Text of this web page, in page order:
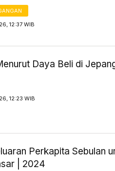
12:37 WIB
Daya Beli di
12:23 WIB
Perkapita Sebulan
| 2024